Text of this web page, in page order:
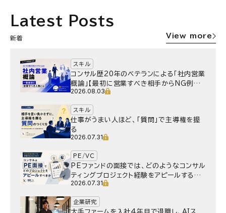
Latest Posts
新着 View more
スキル
コンサル歴20年のベテランによる「社内営業
概論」【最初に営業すべき相手からNG例ま
で】
2026.08.03
スキル
仕事がうまい人ほど、「質問」で主導権を握
る
2026.07.31
PE/VC
PEファンドの面接では、どのようなコンサル
ティングプロジェクト経験をアピールするべ
きか
2026.07.31
企業研究